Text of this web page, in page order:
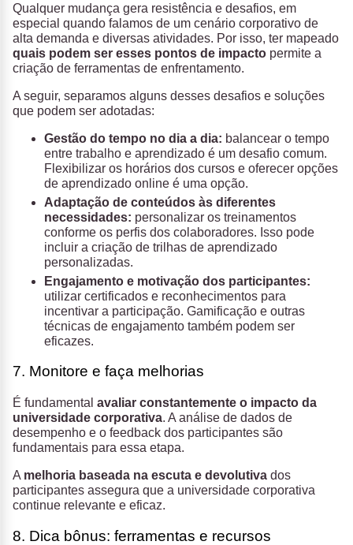
Qualquer mudança gera resistência e desafios, em
especial quando falamos de um cenário corporativo de
alta demanda e diversas atividades. Por isso, ter mapeado
quais podem ser esses pontos de impacto permite a
criação de ferramentas de enfrentamento.
A seguir, separamos alguns desses desafios e soluções
que podem ser adotadas:
Gestão do tempo no dia a dia: balancear o tempo
entre trabalho e aprendizado é um desafio comum.
Flexibilizar os horários dos cursos e oferecer opções
de aprendizado online é uma opção.
Adaptação de conteúdos às diferentes
necessidades: personalizar os treinamentos
conforme os perfis dos colaboradores. Isso pode
incluir a criação de trilhas de aprendizado
personalizadas.
Engajamento e motivação dos participantes:
utilizar certificados e reconhecimentos para
incentivar a participação. Gamificação e outras
técnicas de engajamento também podem ser
eficazes.
7. Monitore e faça melhorias
É fundamental avaliar constantemente o impacto da
universidade corporativa. A análise de dados de
desempenho e o feedback dos participantes são
fundamentais para essa etapa.
A melhoria baseada na escuta e devolutiva dos
participantes assegura que a universidade corporativa
continue relevante e eficaz.
8. Dica bônus: ferramentas e recursos